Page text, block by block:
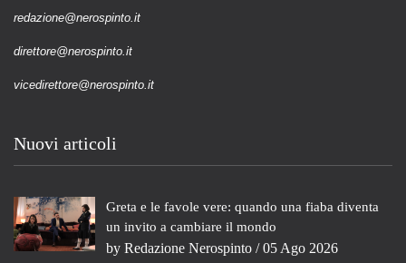
redazione@nerospinto.it
direttore@nerospinto.it
vicedirettore@nerospinto.it
Nuovi articoli
Greta e le favole vere: quando una fiaba diventa
un invito a cambiare il mondo
by Redazione Nerospinto / 05 Ago 2026